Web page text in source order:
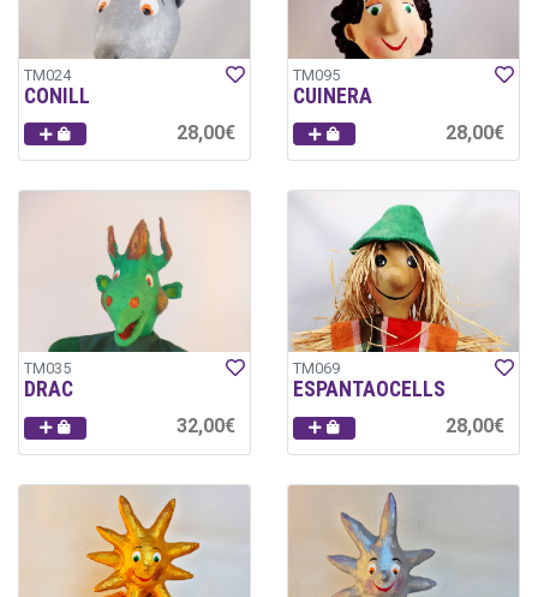
TM024
CONILL
28,00€
TM095
CUINERA
28,00€
TM035
DRAC
32,00€
TM069
ESPANTAOCELLS
28,00€